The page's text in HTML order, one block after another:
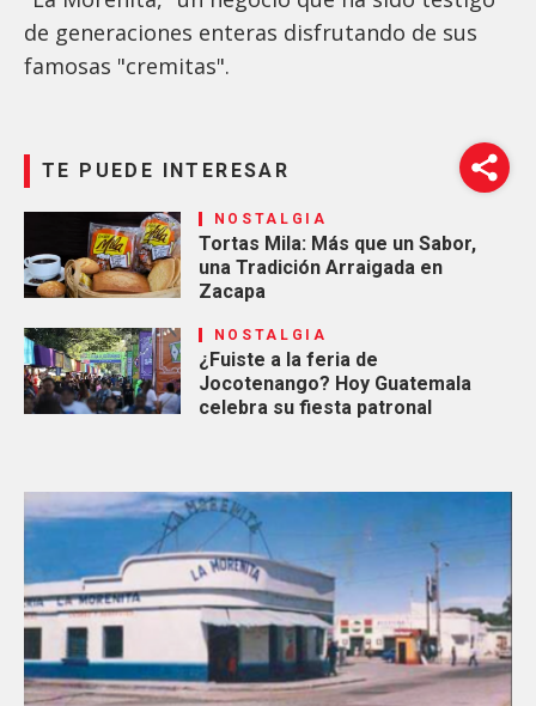
de generaciones enteras disfrutando de sus
famosas "cremitas".
TE PUEDE INTERESAR
NOSTALGIA
Tortas Mila: Más que un Sabor,
una Tradición Arraigada en
Zacapa
NOSTALGIA
¿Fuiste a la feria de
Jocotenango? Hoy Guatemala
celebra su fiesta patronal